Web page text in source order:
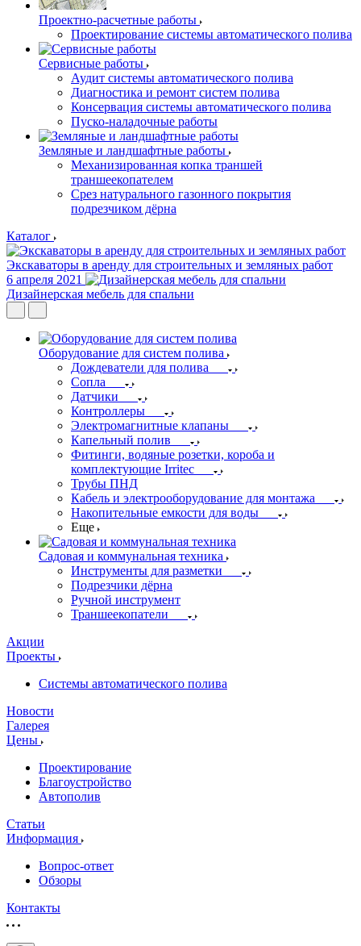
Проектно-расчетные работы
Проектирование системы автоматического полива
Сервисные работы
Аудит системы автоматического полива
Диагностика и ремонт систем полива
Консервация системы автоматического полива
Пуско-наладочные работы
Земляные и ландшафтные работы
Механизированная копка траншей
траншеекопателем
Срез натурального газонного покрытия
подрезчиком дёрна
Каталог
Экскаваторы в аренду для строительных и земляных работ
6 апреля 2021
Дизайнерская мебель для спальни
Оборудование для систем полива
Дождеватели для полива
Сопла
Датчики
Контроллеры
Электромагнитные клапаны
Капельный полив
Фитинги, водяные розетки, короба и
комплектующие Irritec
Трубы ПНД
Кабель и электрооборудование для монтажа
Накопительные емкости для воды
Еще
Садовая и коммунальная техника
Инструменты для разметки
Подрезчики дёрна
Ручной инструмент
Траншеекопатели
Акции
Проекты
Системы автоматического полива
Новости
Галерея
Цены
Проектирование
Благоустройство
Автополив
Статьи
Информация
Вопрос-ответ
Обзоры
Контакты